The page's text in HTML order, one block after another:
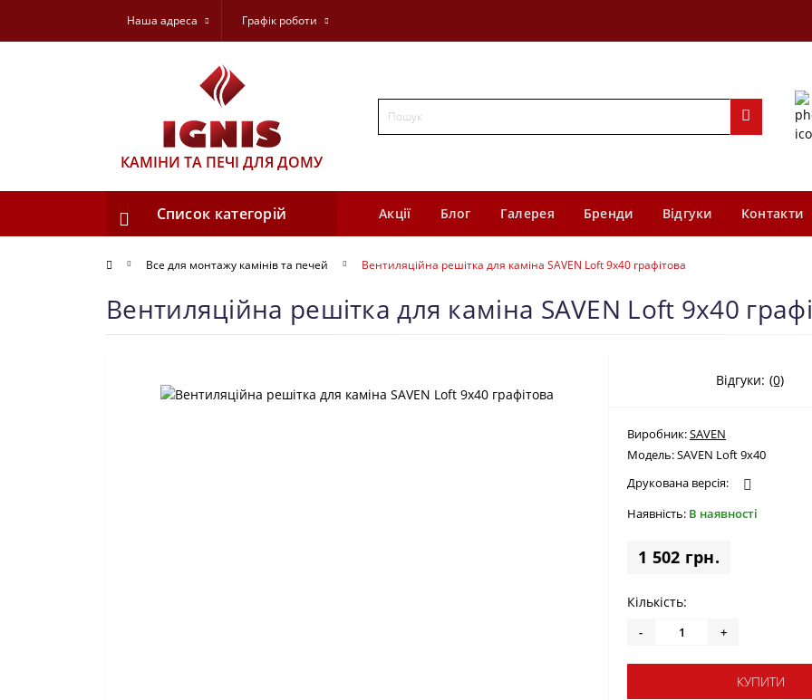
Наша адреса Графік роботи
КАМІНИ ТА ПЕЧІ ДЛЯ ДОМУ
Список категорій Акції Блог Галерея Бренди Відгуки Контакти
Все для монтажу камінів та печей Вентиляційна решітка для каміна SAVEN Loft 9х40 графітова
Вентиляційна решітка для каміна SAVEN Loft 9х40
Відгуки: (0)
Виробник:SAVEN
Модель:SAVEN Loft 9х40
Друкована версія:
Наявність: В наявності
1 502 грн.
Кількість:
- +
КУПИТИ